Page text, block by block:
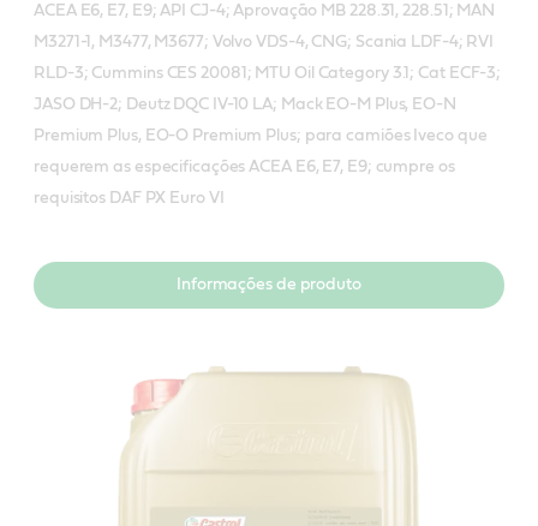
ACEA E6, E7, E9; API CJ-4; Aprovação MB 228.31, 228.51; MAN
M3271-1, M3477, M3677; Volvo VDS-4, CNG; Scania LDF-4; RVI
RLD-3; Cummins CES 20081; MTU Oil Category 3.1; Cat ECF-3;
JASO DH-2; Deutz DQC IV-10 LA; Mack EO-M Plus, EO-N
Premium Plus, EO-O Premium Plus; para camiões Iveco que
requerem as especificações ACEA E6, E7, E9; cumpre os
requisitos DAF PX Euro VI
Informações de produto